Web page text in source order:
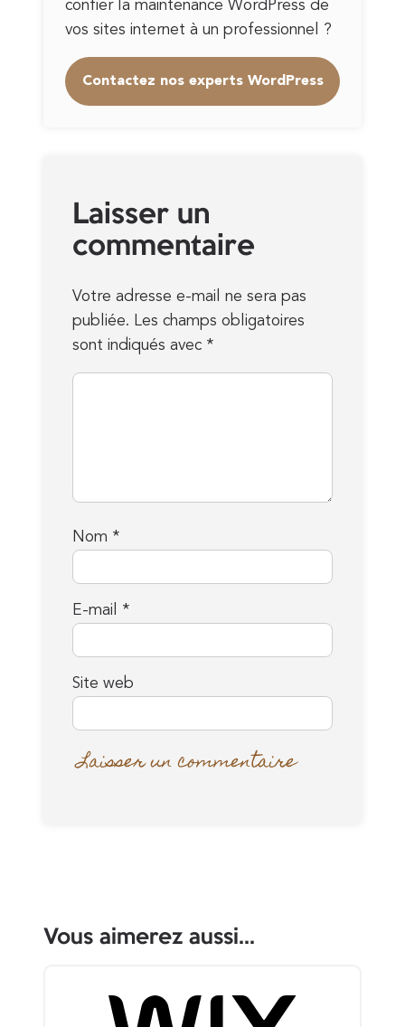
confier la maintenance WordPress de
vos sites internet à un professionnel ?
Contactez nos experts WordPress
Laisser un
commentaire
Votre adresse e-mail ne sera pas
publiée. Les champs obligatoires
sont indiqués avec *
Nom *
E-mail *
Site web
Vous aimerez aussi...